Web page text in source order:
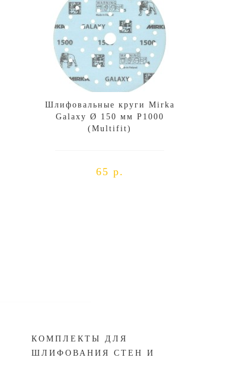
Шлифовальные круги Mirka
Galaxy Ø 150 мм P1000
(Multifit)
65 р.
КОМПЛЕКТЫ ДЛЯ
ШЛИФОВАНИЯ СТЕН И